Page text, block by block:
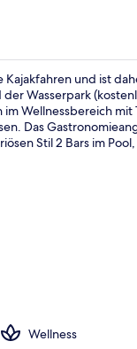
und ist
Wasserpark
Wellnessbereich
Das
Stil 2 Bars im
Wellness